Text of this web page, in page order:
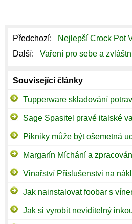
Předchozí:
Nejlepší Crock Pot
Další:
Vaření pro sebe a
Související články
Sage Spasitel pravé italské
Pikniky může být ošemetná
Margarín Míchání a
Vinařství Příslušenstvi na
Jak nainstalovat foobar s